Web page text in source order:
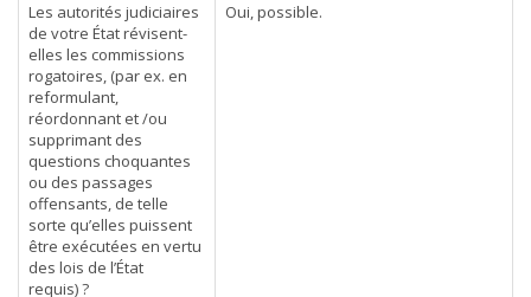
Les autorités judiciaires
de votre État révisent-
elles les commissions
rogatoires, (par ex. en
reformulant,
réordonnant et /ou
supprimant des
questions choquantes
ou des passages
offensants, de telle
sorte qu’elles puissent
être exécutées en vertu
des lois de l’État
requis) ?
Oui, possible.